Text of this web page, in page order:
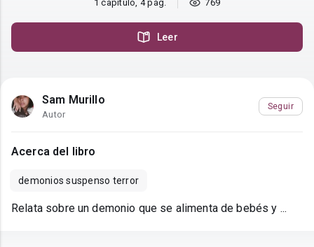
1 capítulo, 4 pág. 769
Leer
Sam Murillo
Autor
Seguir
Acerca del libro
demonios suspenso terror
Relata sobre un demonio que se alimenta de bebés y ...